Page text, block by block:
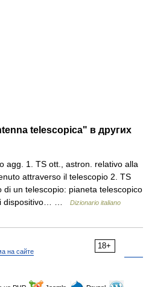
telescopica" в других
agg. 1. TS ott., astron. relativo alla
attraverso il telescopio 2. TS
di un telescopio: pianeta telescopico
dispositivo… …
Dizionario italiano
18+
на сайте